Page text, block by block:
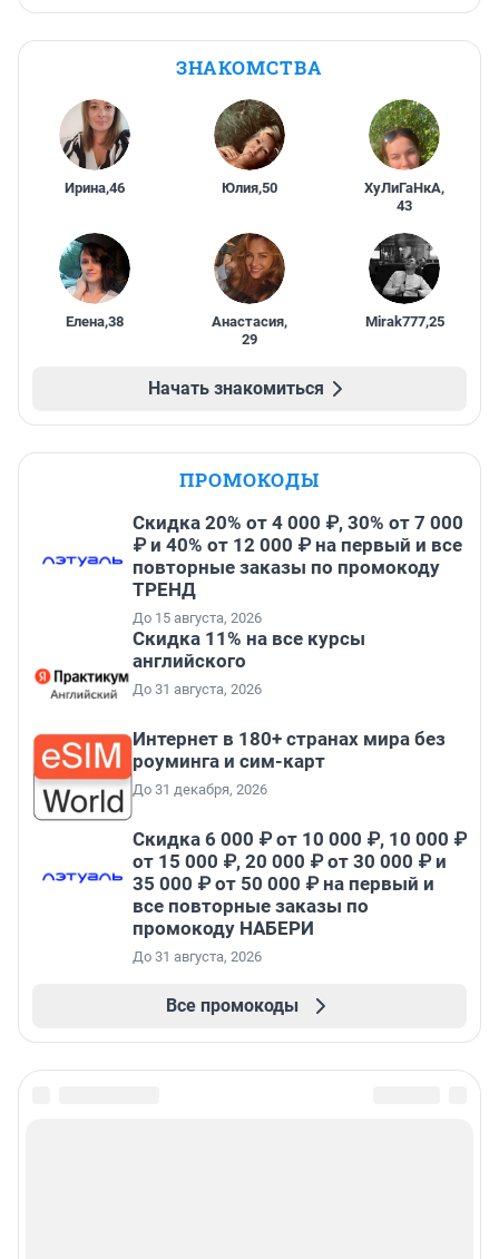
ЗНАКОМСТВА
Ирина,46 Юлия,50 ХуЛиГаНкА,
43
Елена,38 Анастасия,
29
Mirak777,25
Начать знакомиться
ПРОМОКОДЫ
Скидка 20% от 4 000 ₽, 30% от 7 000
₽ и 40% от 12 000 ₽ на первый и все
повторные заказы по промокоду
ТРЕНД
До 15 августа, 2026
Скидка 11% на все курсы
английского
До 31 августа, 2026
Интернет в 180+ странах мира без
роуминга и сим-карт
До 31 декабря, 2026
Скидка 6 000 ₽ от 10 000 ₽, 10 000 ₽
от 15 000 ₽, 20 000 ₽ от 30 000 ₽ и
35 000 ₽ от 50 000 ₽ на первый и
все повторные заказы по
промокоду НАБЕРИ
До 31 августа, 2026
Все промокоды